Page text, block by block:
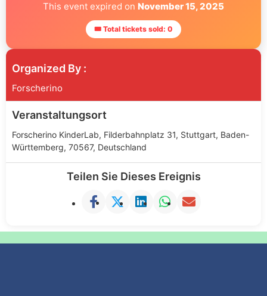
This event expired on November 15, 2025
🎟 Total tickets sold: 0
Organized By :
Forscherino
Veranstaltungsort
Forscherino KinderLab, Filderbahnplatz 31, Stuttgart, Baden-
Württemberg, 70567, Deutschland
Teilen Sie Dieses Ereignis